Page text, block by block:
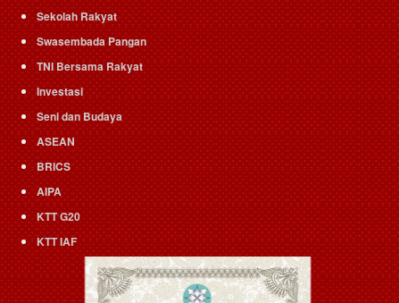
Sekolah Rakyat
Swasembada Pangan
TNI Bersama Rakyat
Investasi
Seni dan Budaya
ASEAN
BRICS
AIPA
KTT G20
KTT IAF